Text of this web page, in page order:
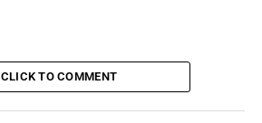
CLICK TO COMMENT